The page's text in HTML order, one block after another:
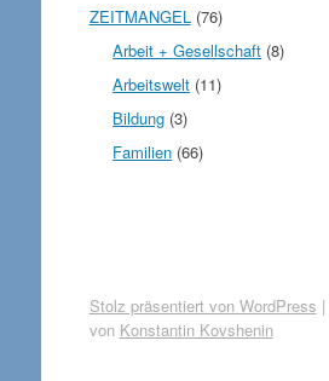
ZEITMANGEL (76)
Arbeit + Gesellschaft (8)
Arbeitswelt (11)
Bildung (3)
Familien (66)
Stolz präsentiert von WordPress |
von Konstantin Kovshenin